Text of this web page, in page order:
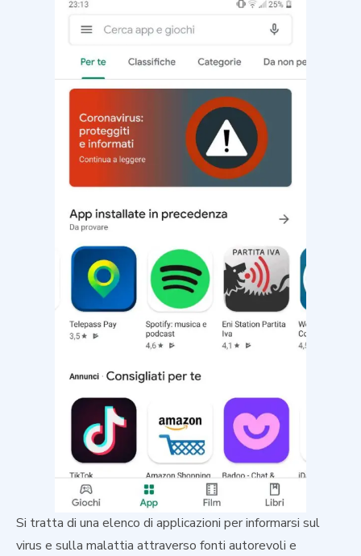
Si tratta di una elenco di applicazioni per informarsi sul
virus e sulla malattia attraverso fonti autorevoli e